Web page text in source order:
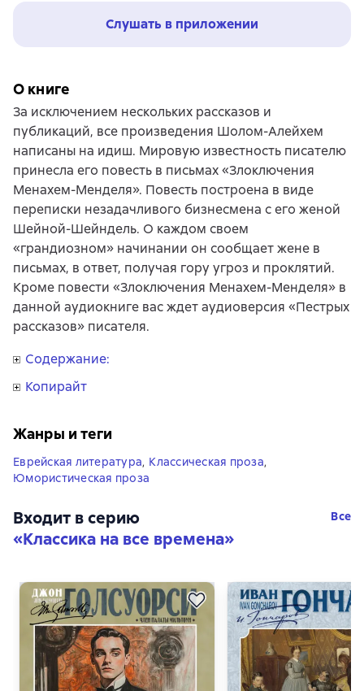
Слушать в приложении
О книге
За исключением нескольких рассказов и
публикаций, все произведения Шолом-Алейхем
написаны на идиш. Мировую известность писателю
принесла его повесть в письмах «Злоключения
Менахем-Менделя». Повесть построена в виде
переписки незадачливого бизнесмена с его женой
Шейной-Шейндель. О каждом своем
«грандиозном» начинании он сообщает жене в
письмах, в ответ, получая гору угроз и проклятий.
Кроме повести «Злоключения Менахем-Менделя» в
данной аудиокниге вас ждет аудиоверсия «Пестрых
рассказов» писателя.
Содержание:
Копирайт
Жанры и теги
Еврейская литература, Классическая проза,
Юмористическая проза
Входит в серию
«Классика на все времена»
Все